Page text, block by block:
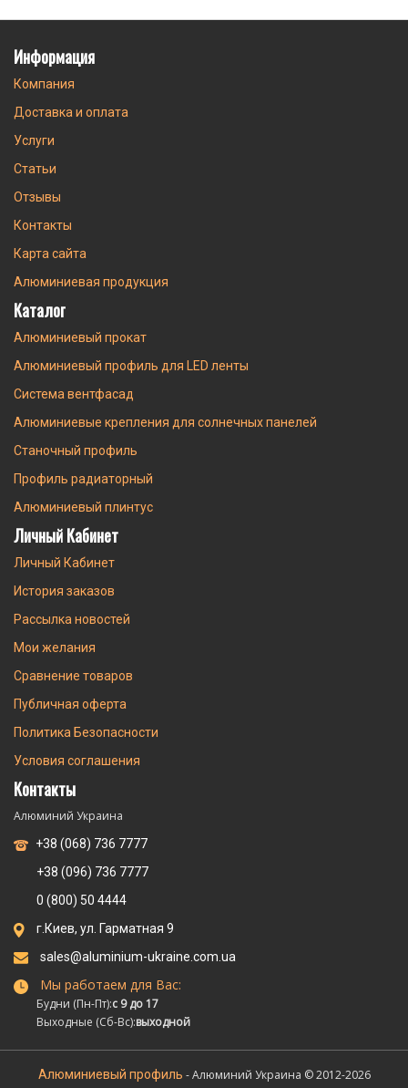
Информация
Компания
Доставка и оплата
Услуги
Статьи
Отзывы
Контакты
Карта сайта
Алюминиевая продукция
Каталог
Алюминиевый прокат
Алюминиевый профиль для LED ленты
Система вентфасад
Алюминиевые крепления для солнечных панелей
Станочный профиль
Профиль радиаторный
Алюминиевый плинтус
Личный Кабинет
Личный Кабинет
История заказов
Рассылка новостей
Мои желания
Сравнение товаров
Публичная оферта
Политика Безопасности
Условия соглашения
Контакты
Алюминий Украина
+38 (068) 736 7777
+38 (096) 736 7777
0 (800) 50 4444
г.Киев, ул. Гарматная 9
sales@aluminium-ukraine.com.ua
Мы работаем для Вас:
Будни (Пн-Пт):с 9 до 17
Выходные (Сб-Вс):выходной
Алюминиевый профиль - Алюминий Украина © 2012-2026